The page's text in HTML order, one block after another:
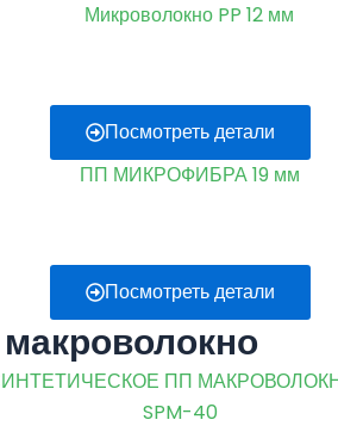
Посмотреть детали
Посмотреть детали